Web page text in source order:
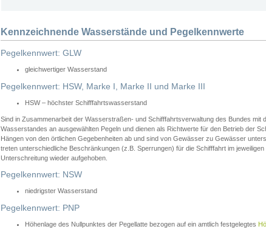
Kennzeichnende Wasserstände und Pegelkennwerte
Pegelkennwert: GLW
gleichwertiger Wasserstand
Pegelkennwert: HSW, Marke I, Marke II und Marke III
HSW – höchster Schifffahrtswasserstand
Sind in Zusammenarbeit der Wasserstraßen- und Schifffahrtsverwaltung des Bundes mit
Wasserstandes an ausgewählten Pegeln und dienen als Richtwerte für den Betrieb der
Hängen von den örtlichen Gegebenheiten ab und sind von Gewässer zu Gewässer
treten unterschiedliche Beschränkungen (z.B. Sperrungen) für die Schifffahrt im
Unterschreitung wieder aufgehoben.
Pegelkennwert: NSW
niedrigster Wasserstand
Pegelkennwert: PNP
Höhenlage des Nullpunktes der Pegellatte bezogen auf ein amtlich festgelegtes